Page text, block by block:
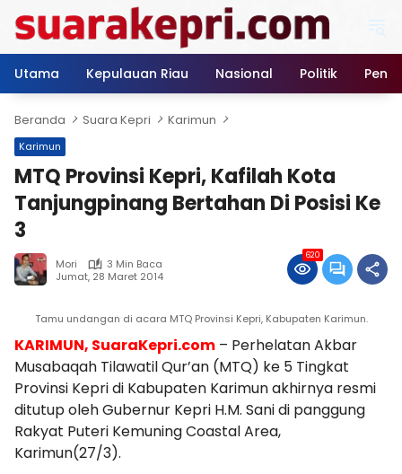
konten
Utama
Kepulauan Riau Nasional Politik
Beranda Suara Kepri Karimun
Karimun
MTQ Provinsi Kepri, Kafilah Kota
Tanjungpinang Bertahan Di Posisi Ke
3
Mori
3 Min Baca
Jumat, 28 Maret 2014
620
Tamu undangan di acara MTQ Provinsi Kepri, Kabupaten Karimun.
KARIMUN, SuaraKepri.com – Perhelatan Akbar
Musabaqah Tilawatil Qur’an (MTQ) ke 5 Tingkat
Provinsi Kepri di Kabupaten Karimun akhirnya resmi
ditutup oleh Gubernur Kepri H.M. Sani di panggung
Rakyat Puteri Kemuning Coastal Area,
Karimun(27/3).